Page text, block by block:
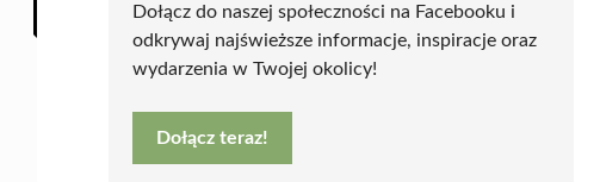
Dołącz do naszej społeczności na Facebooku i
odkrywaj najświeższe informacje, inspiracje oraz
wydarzenia w Twojej okolicy!
Dołącz teraz!